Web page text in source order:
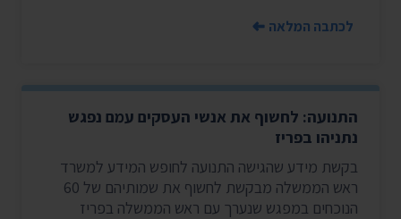
לכתבה המלאה
התנועה: לחשוף את אנשי העסקים עמם נפגש
נתניהו בפריז
בקשת מידע שהגישה התנועה לחופש המידע למשרד
ראש הממשלה מבקשת לחשוף את שמותיהם של 60
הנוכחים במפגש שנערך עם ראש הממשלה בפריז